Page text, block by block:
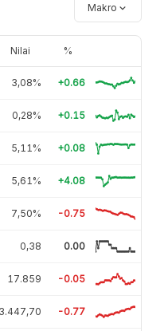
Makro
Nilai %
3,08% +0.66
0,28% +0.15
5,11% +0.08
5,61% +4.08
7,50% -0.75
0,38 0.00
17.859 -0.05
3.447,70 -0.77